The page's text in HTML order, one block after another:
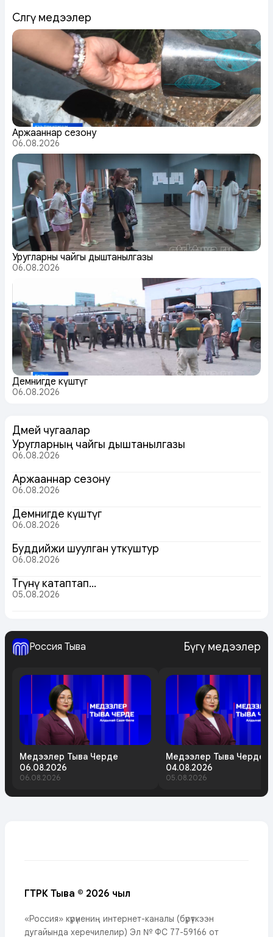
Сөөлгү медээлер
Аржааннар сезону
06.08.2026
Уругларның чайгы дыштанылгазы
06.08.2026
Демнигде күштүг
06.08.2026
Дөмей чугаалар
Уругларның чайгы дыштанылгазы
06.08.2026
Аржааннар сезону
06.08.2026
Демнигде күштүг
06.08.2026
Буддийжи шуулган уткуштур
06.08.2026
Төөгүнү катаптап…
05.08.2026
Россия Тыва Бүгү медээлер
Медээлер Тыва Черде
06.08.2026
06.08.2026
Медээлер Тыва Черде
04.08.2026
05.08.2026
ГТРК Тыва © 2026 чыл
«Россия» күрүнениң интернет-каналы (бүрүткээн
дугайында херечилелир) Эл № ФС 77-59166 от